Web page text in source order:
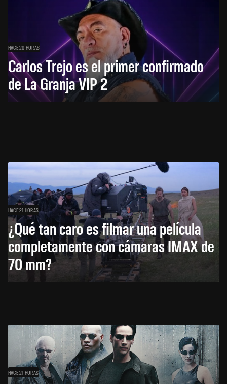
HACE 20 HORAS
Carlos Trejo es el primer confirmado
de La Granja VIP 2
HACE 21 HORAS
¿Qué tan caro es filmar una película
completamente con cámaras IMAX de
70 mm?
HACE 21 HORAS